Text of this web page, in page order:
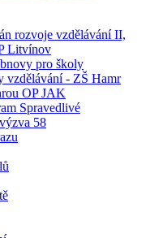
rozvoje vzdělávání II,
Litvínov
pro školy
vzdělávání - ZŠ Hamr
OP JAK
Spravedlivé
58